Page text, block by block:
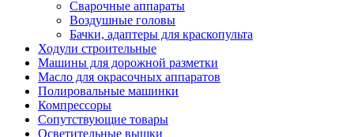
Сварочные аппараты
Воздушные головы
Бачки, адаптеры для краскопульта
Ходули строительные
Машины для дорожной разметки
Масло для окрасочных аппаратов
Полировальные машинки
Компрессоры
Сопутствующие товары
Осветительные вышки